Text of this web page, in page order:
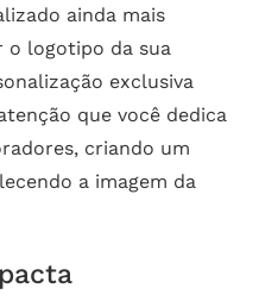
ainda mais
o logotipo da sua
exclusiva
que você dedica
criando um
a imagem da